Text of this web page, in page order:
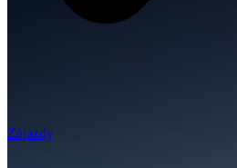
Zájazdy